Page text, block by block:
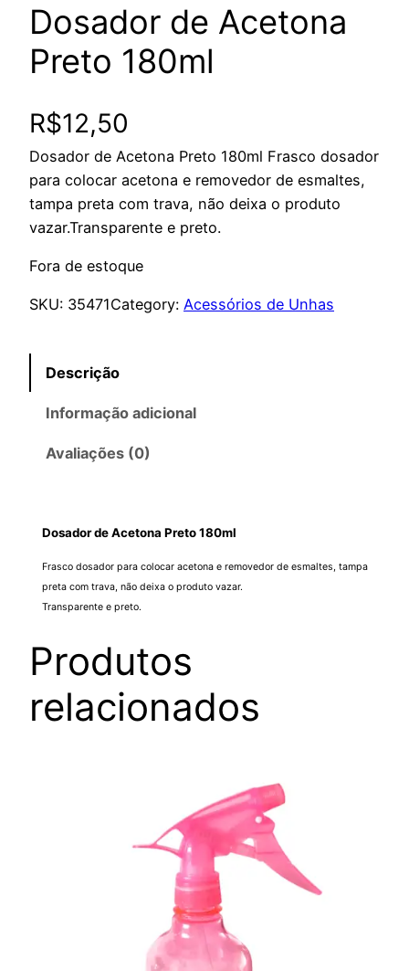
Dosador de Acetona
Preto 180ml
R$12,50
Dosador de Acetona Preto 180ml Frasco dosador
para colocar acetona e removedor de esmaltes,
tampa preta com trava, não deixa o produto
vazar.Transparente e preto.
Fora de estoque
SKU: 35471Category: Acessórios de Unhas
Descrição
Informação adicional
Avaliações (0)
Dosador de Acetona Preto 180ml
Frasco dosador para colocar acetona e removedor de esmaltes, tampa
preta com trava, não deixa o produto vazar.
Transparente e preto.
Produtos
relacionados